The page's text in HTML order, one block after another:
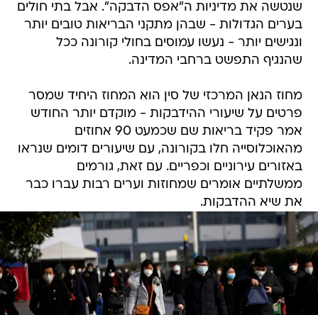
שנטשה את מדיניות ה"אפס הדבקה". אבל בתי חולים
בערים הגדולות - שבהן מתקני הבריאות טובים יותר
ונגישים יותר - נעשו עמוסים בחולי קורונה ככל
שהנגיף התפשט ברחבי המדינה.
מחוז הנאן המרכזי של סין הוא המחוז היחיד שמסר
פרטים על שיעורי ההידבקות - מוקדם יותר החודש
אמר פקיד בריאות שם שכמעט 90 אחוזים
מהאוכלוסייה חלו בקורונה, עם שיעורים דומים שנראו
באזורים עירוניים וכפריים. עם זאת, גורמים
ממשלתיים אומרים שמחוזות וערים רבות עברו כבר
את שיא ההדבקות.